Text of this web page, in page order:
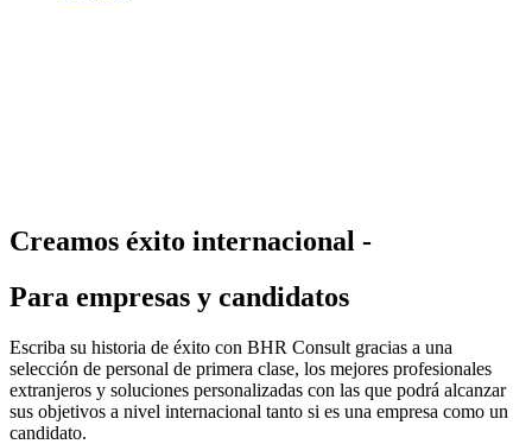
Creamos éxito internacional -
Para empresas y candidatos
Escriba su historia de éxito con BHR Consult gracias a una
selección de personal de primera clase, los mejores profesionales
extranjeros y soluciones personalizadas con las que podrá alcanzar
sus objetivos a nivel internacional tanto si es una empresa como un
candidato.